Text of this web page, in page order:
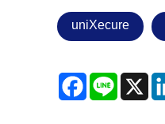
uniXecure
Facebook
Line X